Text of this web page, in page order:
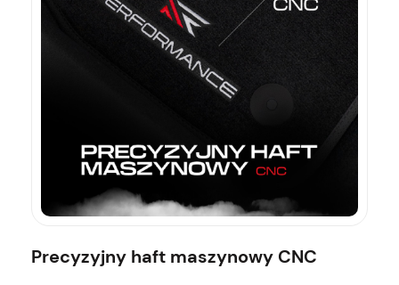
Precyzyjny haft maszynowy CNC